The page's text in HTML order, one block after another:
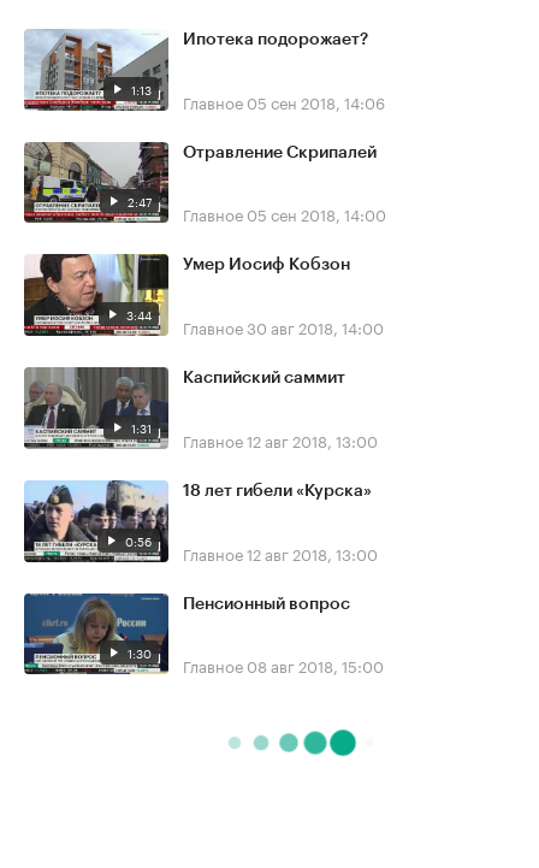
1:13
Ипотека подорожает?
Главное 05 сен 2018, 14:06
2:47
Отравление Скрипалей
Главное 05 сен 2018, 14:00
3:44
Умер Иосиф Кобзон
Главное30 авг 2018, 14:00
1:31
Каспийский саммит
Главное12 авг 2018, 13:00
0:56
18 лет гибели «Курска»
Главное12 авг 2018, 13:00
1:30
Пенсионный вопрос
Главное 08 авг 2018, 15:00